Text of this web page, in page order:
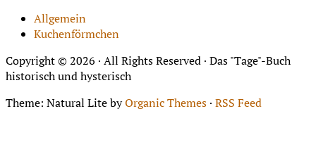
Allgemein
Kuchenförmchen
Copyright © 2026 · All Rights Reserved · Das "Tage"-Buch
historisch und hysterisch
Theme: Natural Lite byOrganic Themes · RSS Feed